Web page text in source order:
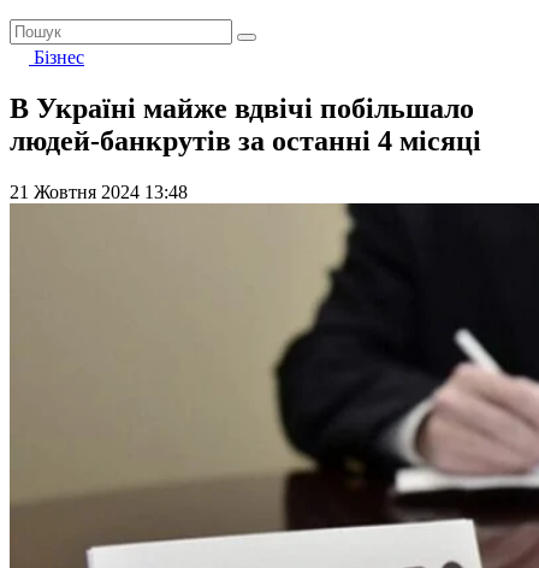
Бізнес
В Україні майже вдвічі побільшало
людей-банкрутів за останні 4 місяці
21 Жовтня 2024 13:48